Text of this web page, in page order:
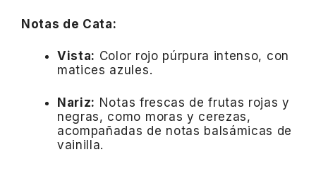
Notas de Cata:
Vista: Color rojo púrpura intenso, con
matices azules.
Nariz: Notas frescas de frutas rojas y
negras, como moras y cerezas,
acompañadas de notas balsámicas de
vainilla.